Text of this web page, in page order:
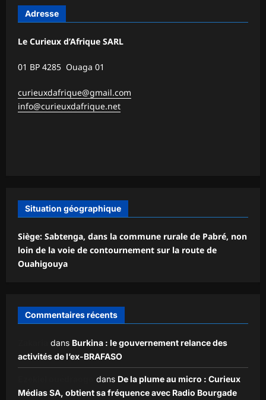
Adresse
Le Curieux d’Afrique SARL
01 BP 4285 Ouaga 01
curieuxdafrique@gmail.com
info@curieuxdafrique.net
Situation géographique
Siège: Sabtenga, dans la commune rurale de Pabré, non
loin de la voie de contournement sur la route de
Ouahigouya
Commentaires récents
dans Burkina : le gouvernement relance des
activités de l’ex-BRAFASO
dans De la plume au micro : Curieux
Médias SA, obtient sa fréquence avec Radio Bourgade